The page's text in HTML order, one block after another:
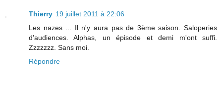
Thierry 19 juillet 2011 à 22:06
Les nazes ... Il n'y aura pas de 3ème saison. Saloperies
d'audiences. Alphas, un épisode et demi m'ont suffi.
Zzzzzzz. Sans moi.
Répondre